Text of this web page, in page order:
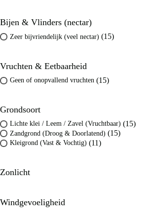
Bijen & Vlinders (nectar)
Zeer bijvriendelijk (veel nectar) (15)
Vruchten & Eetbaarheid
Geen of onopvallend vruchten (15)
Grondsoort
Lichte klei / Leem / Zavel (Vruchtbaar) (15)
Zandgrond (Droog & Doorlatend) (15)
Kleigrond (Vast & Vochtig) (11)
Zonlicht
Windgevoeligheid